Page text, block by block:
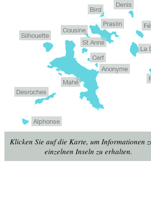
Alphonse
Desroches
Mahé
Silhouette
Anonyme
Cerf
St Anne
Cousine
Praslin
Bird
Denis
La
Klicken Sie auf die Karte, um Informationen
einzelnen Inseln zu erhalten.